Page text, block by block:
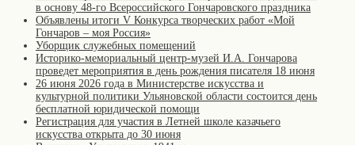
в основу 48-го Всероссийского Гончаровского праздника
Объявлены итоги V Конкурса творческих работ «Мой
Гончаров – моя Россия»
Уборщик служебных помещений
Историко-мемориальный центр-музей И.А. Гончарова
проведет мероприятия в день рождения писателя 18 июня
26 июня 2026 года в Министерстве искусства и
культурной политики Ульяновской области состоится день
бесплатной юридической помощи
Регистрация для участия в Летней школе казачьего
искусства открыта до 30 июня